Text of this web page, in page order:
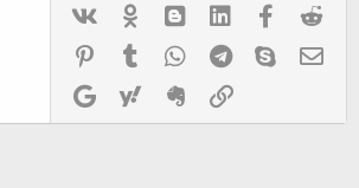
Ok mes_blogger
Linked InFacebook
PinterestTumblr WhatsAppTelegram
Skype
Google Yahoo Evernote